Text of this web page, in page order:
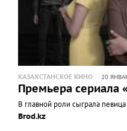
КАЗАХСТАНСКОЕ КИНО 20
Премьера сериала
В главной роли сыграла
Brod.kz